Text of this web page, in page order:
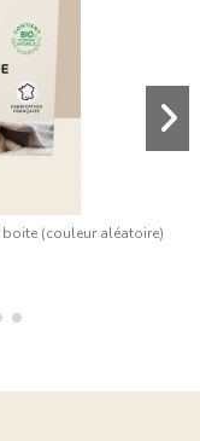
(couleur aléatoire)